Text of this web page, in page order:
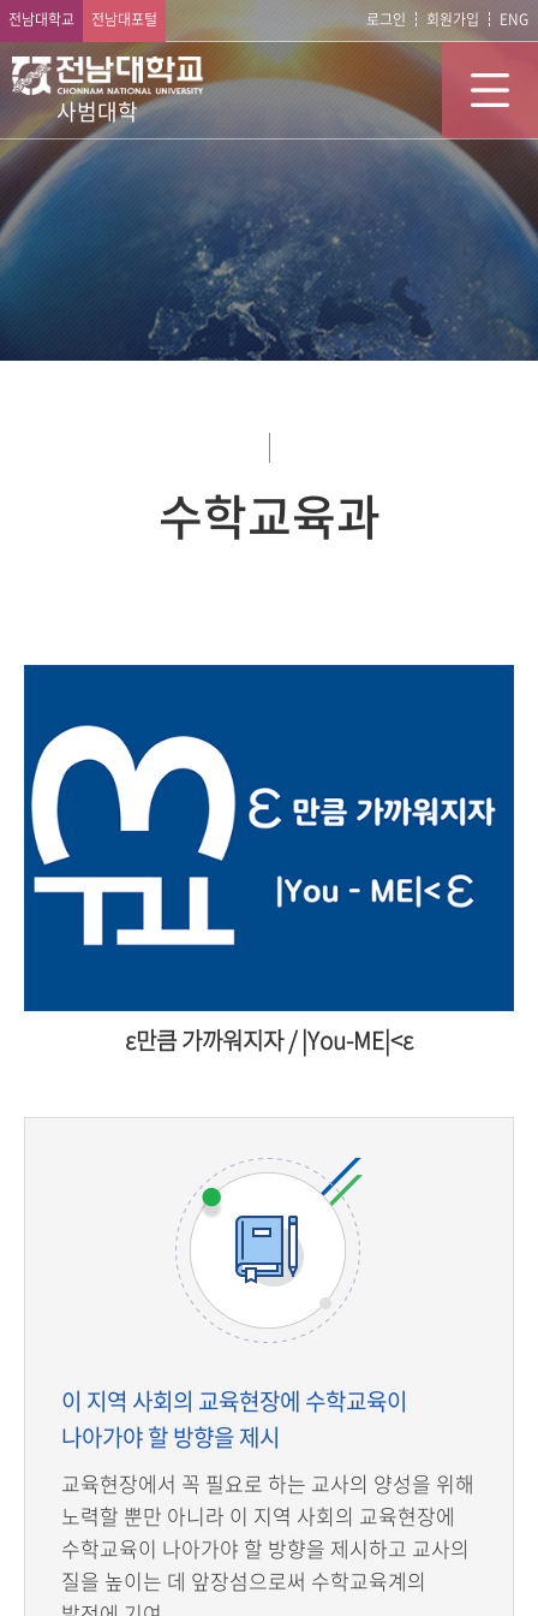
전남대학교 전남대포털 로그인 회원가입 ENG
사범대학
수학교육과
ε만큼 가까워지자 / |You-ME|<ε
이 지역 사회의 교육현장에 수학교육이
나아가야 할 방향을 제시
교육현장에서 꼭 필요로 하는 교사의 양성을 위해
노력할 뿐만 아니라 이 지역 사회의 교육현장에
수학교육이 나아가야 할 방향을 제시하고 교사의
질을 높이는 데 앞장섬으로써 수학교육계의